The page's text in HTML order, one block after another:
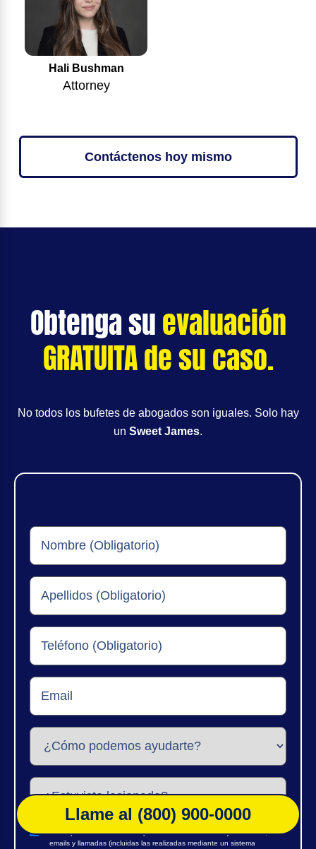
Hali Bushman
Attorney
Contáctenos hoy mismo
Obtenga suevaluación
GRATUITA de su caso.
No todos los bufetes de abogados son iguales. Solo hay
un Sweet James.
Por la presente consiento expresamente recibir mensajes de texto,
emails y llamadas (incluidas las realizadas mediante un sistema
Llame al (800) 900-0000